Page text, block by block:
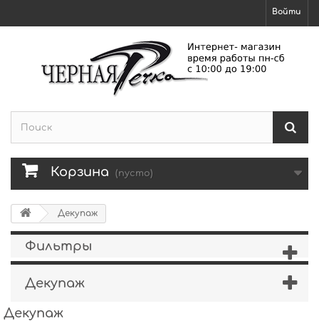
Войти
Корзина (пусто)
Декупаж
Фильтры
Декупаж
Декупаж